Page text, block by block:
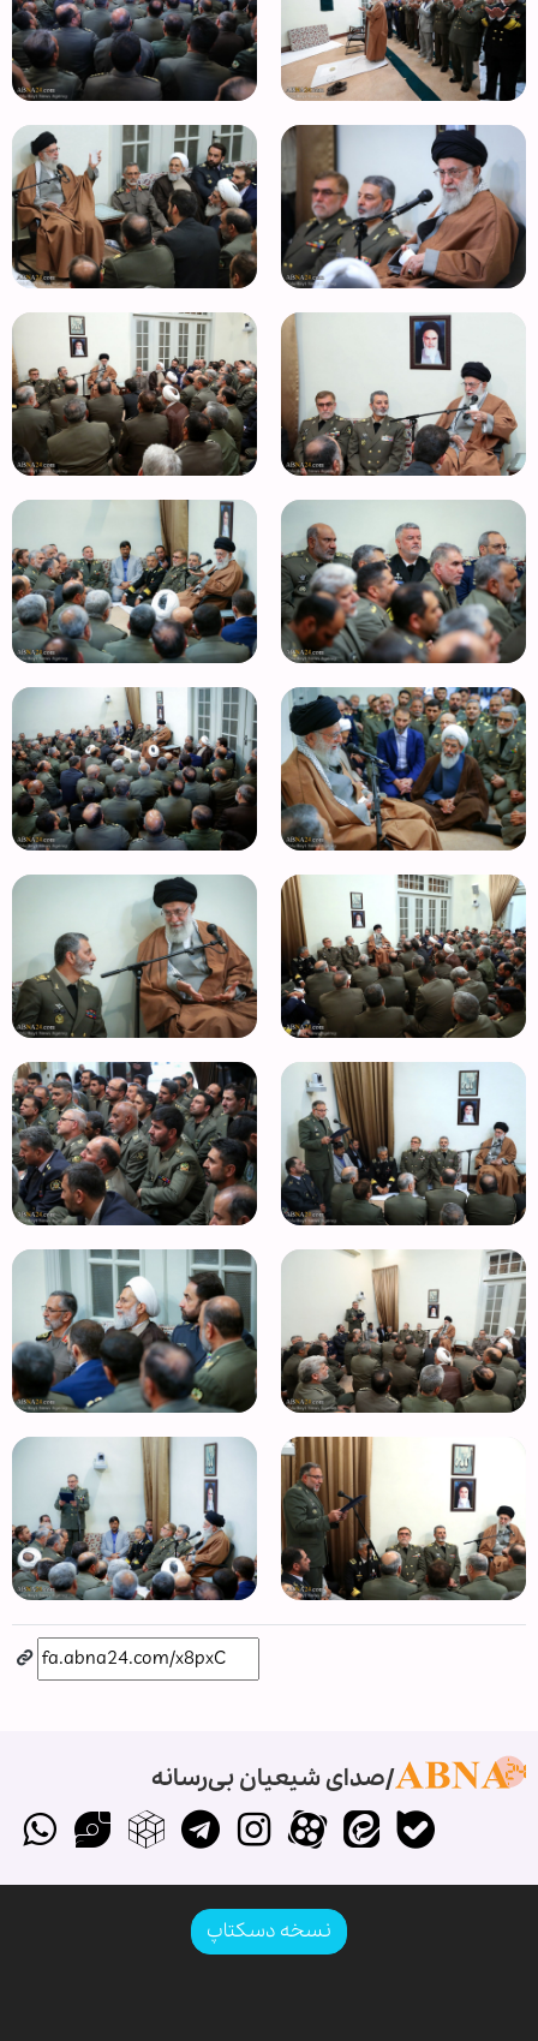
صدای شیعیان بی‌رسانه
نسخه دسکتاپ